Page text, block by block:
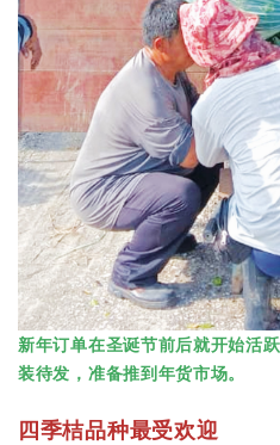
新年订单在圣诞节前后就开始活
装待发，准备推到年货市场。
四季桔品种最受欢迎